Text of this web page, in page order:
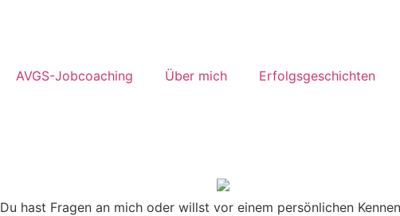
AVGS-Jobcoaching Über mich Erfolgsgeschichten
Du hast Fragen an mich oder willst vor einem persönlichen